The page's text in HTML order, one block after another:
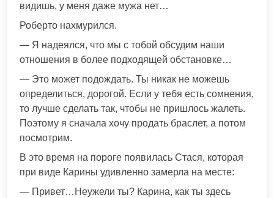
видишь, у меня даже мужа нет…
Роберто нахмурился.
— Я надеялся, что мы с тобой обсудим наши
отношения в более подходящей обстановке…
— Это может подождать. Ты никак не можешь
определиться, дорогой. Если у тебя есть сомнения,
то лучше сделать так, чтобы не пришлось жалеть.
Поэтому я сначала хочу продать браслет, а потом
посмотрим.
В это время на пороге появилась Стася, которая
при виде Карины удивленно замерла на месте:
— Привет…Неужели ты? Карина, как ты здесь